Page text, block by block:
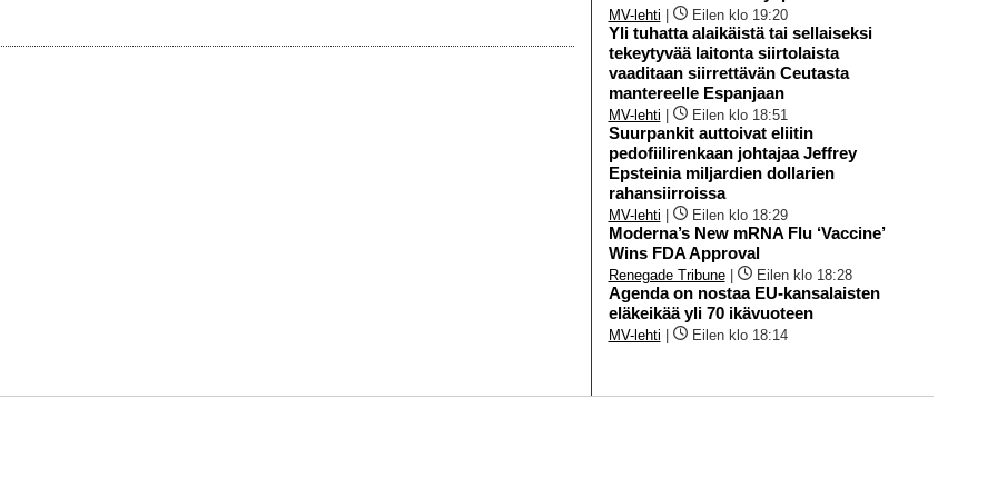
MV-lehti Eilen klo 19:20
Yli tuhatta alaikäistä tai sellaiseksi
tekeytyvää laitonta siirtolaista
vaaditaan siirrettävän Ceutasta
mantereelle Espanjaan
MV-lehti Eilen klo 18:51
Suurpankit auttoivat eliitin
pedofiilirenkaan johtajaa Jeffrey
Epsteinia miljardien dollarien
rahansiirroissa
MV-lehti Eilen klo 18:29
Moderna’s New mRNA Flu ‘Vaccine’
Wins FDA Approval
Renegade Tribune| Eilen klo 18:28
Agenda on nostaa EU-kansalaisten
eläkeikää yli 70 ikävuoteen
MV-lehti Eilen klo 18:14